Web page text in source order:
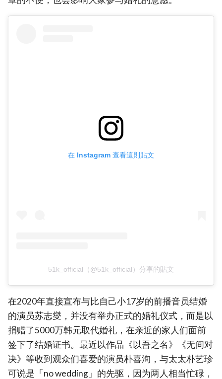
在 Instagram 查看這則貼文
51k_official（@51k_official）分享的貼文
在2020年直接宣布与比自己小17岁的前播音员结婚
的演员苏志燮，并没有举办正式的婚礼仪式，而是以
捐赠了5000万韩元取代婚礼，在亲近的家人们面前
签下了结婚证书。最近以作品《以吾之名》《无间对
决》等收到观众们喜爱的演员朴喜洵，与太太朴艺珍
可说是「no wedding」的先驱，因为两人相当忙碌，